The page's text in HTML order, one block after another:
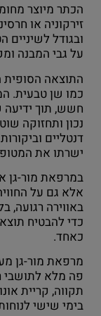
הכתר מיוצר
זירקוניה או
ובגודל
על גבי המבנה
התוצאה
כמו שן טבעית.
חשש, תוך ידיעה
נכון ותחזוקה
דנטליים
ישרתו את
במרפאת מור-גן
אלא גם על
באווירה רגועה,
כדי להבטיח
כאחד.
מרפאת מור-גן
פה מלא לתושבי
תקווה, קריית
בימי שישי